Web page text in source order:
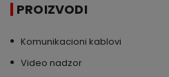
PROIZVODI
Komunikacioni kablovi
Video nadzor